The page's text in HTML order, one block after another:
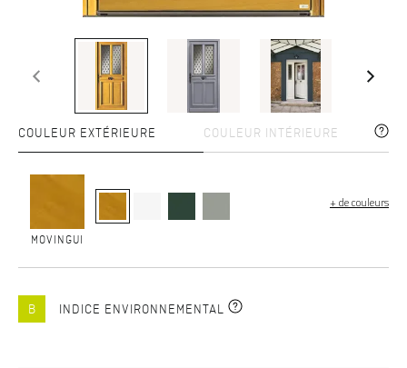
COULEUR EXTÉRIEURE COULEUR INTÉRIEURE
MOVINGUI
+ de couleurs
B INDICE ENVIRONNEMENTAL